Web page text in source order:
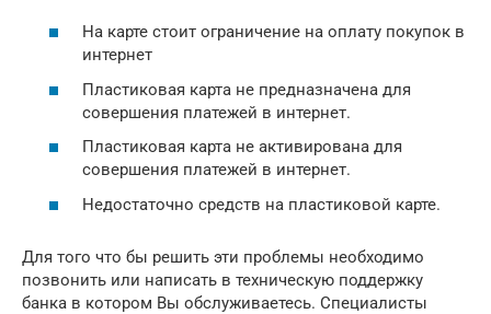
На карте стоит ограничение на оплату покупок в
интернет
Пластиковая карта не предназначена для
совершения платежей в интернет.
Пластиковая карта не активирована для
совершения платежей в интернет.
Недостаточно средств на пластиковой карте.
Для того что бы решить эти проблемы необходимо
позвонить или написать в техническую поддержку
банка в котором Вы обслуживаетесь. Специалисты